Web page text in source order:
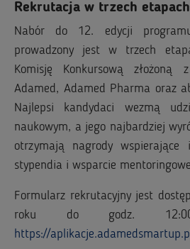
Rekrutacja w trzech etapach
Nabór do 12. edycji
prowadzony jest w trzech
Komisję Konkursową złożoną
Adamed, Adamed Pharma oraz
Najlepsi kandydaci wezmą
naukowym, a jego najbardziej
otrzymają nagrody
stypendia i wsparcie
Formularz rekrutacyjny jest
roku do godz.
https://